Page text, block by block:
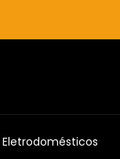
Eletrodomésticos